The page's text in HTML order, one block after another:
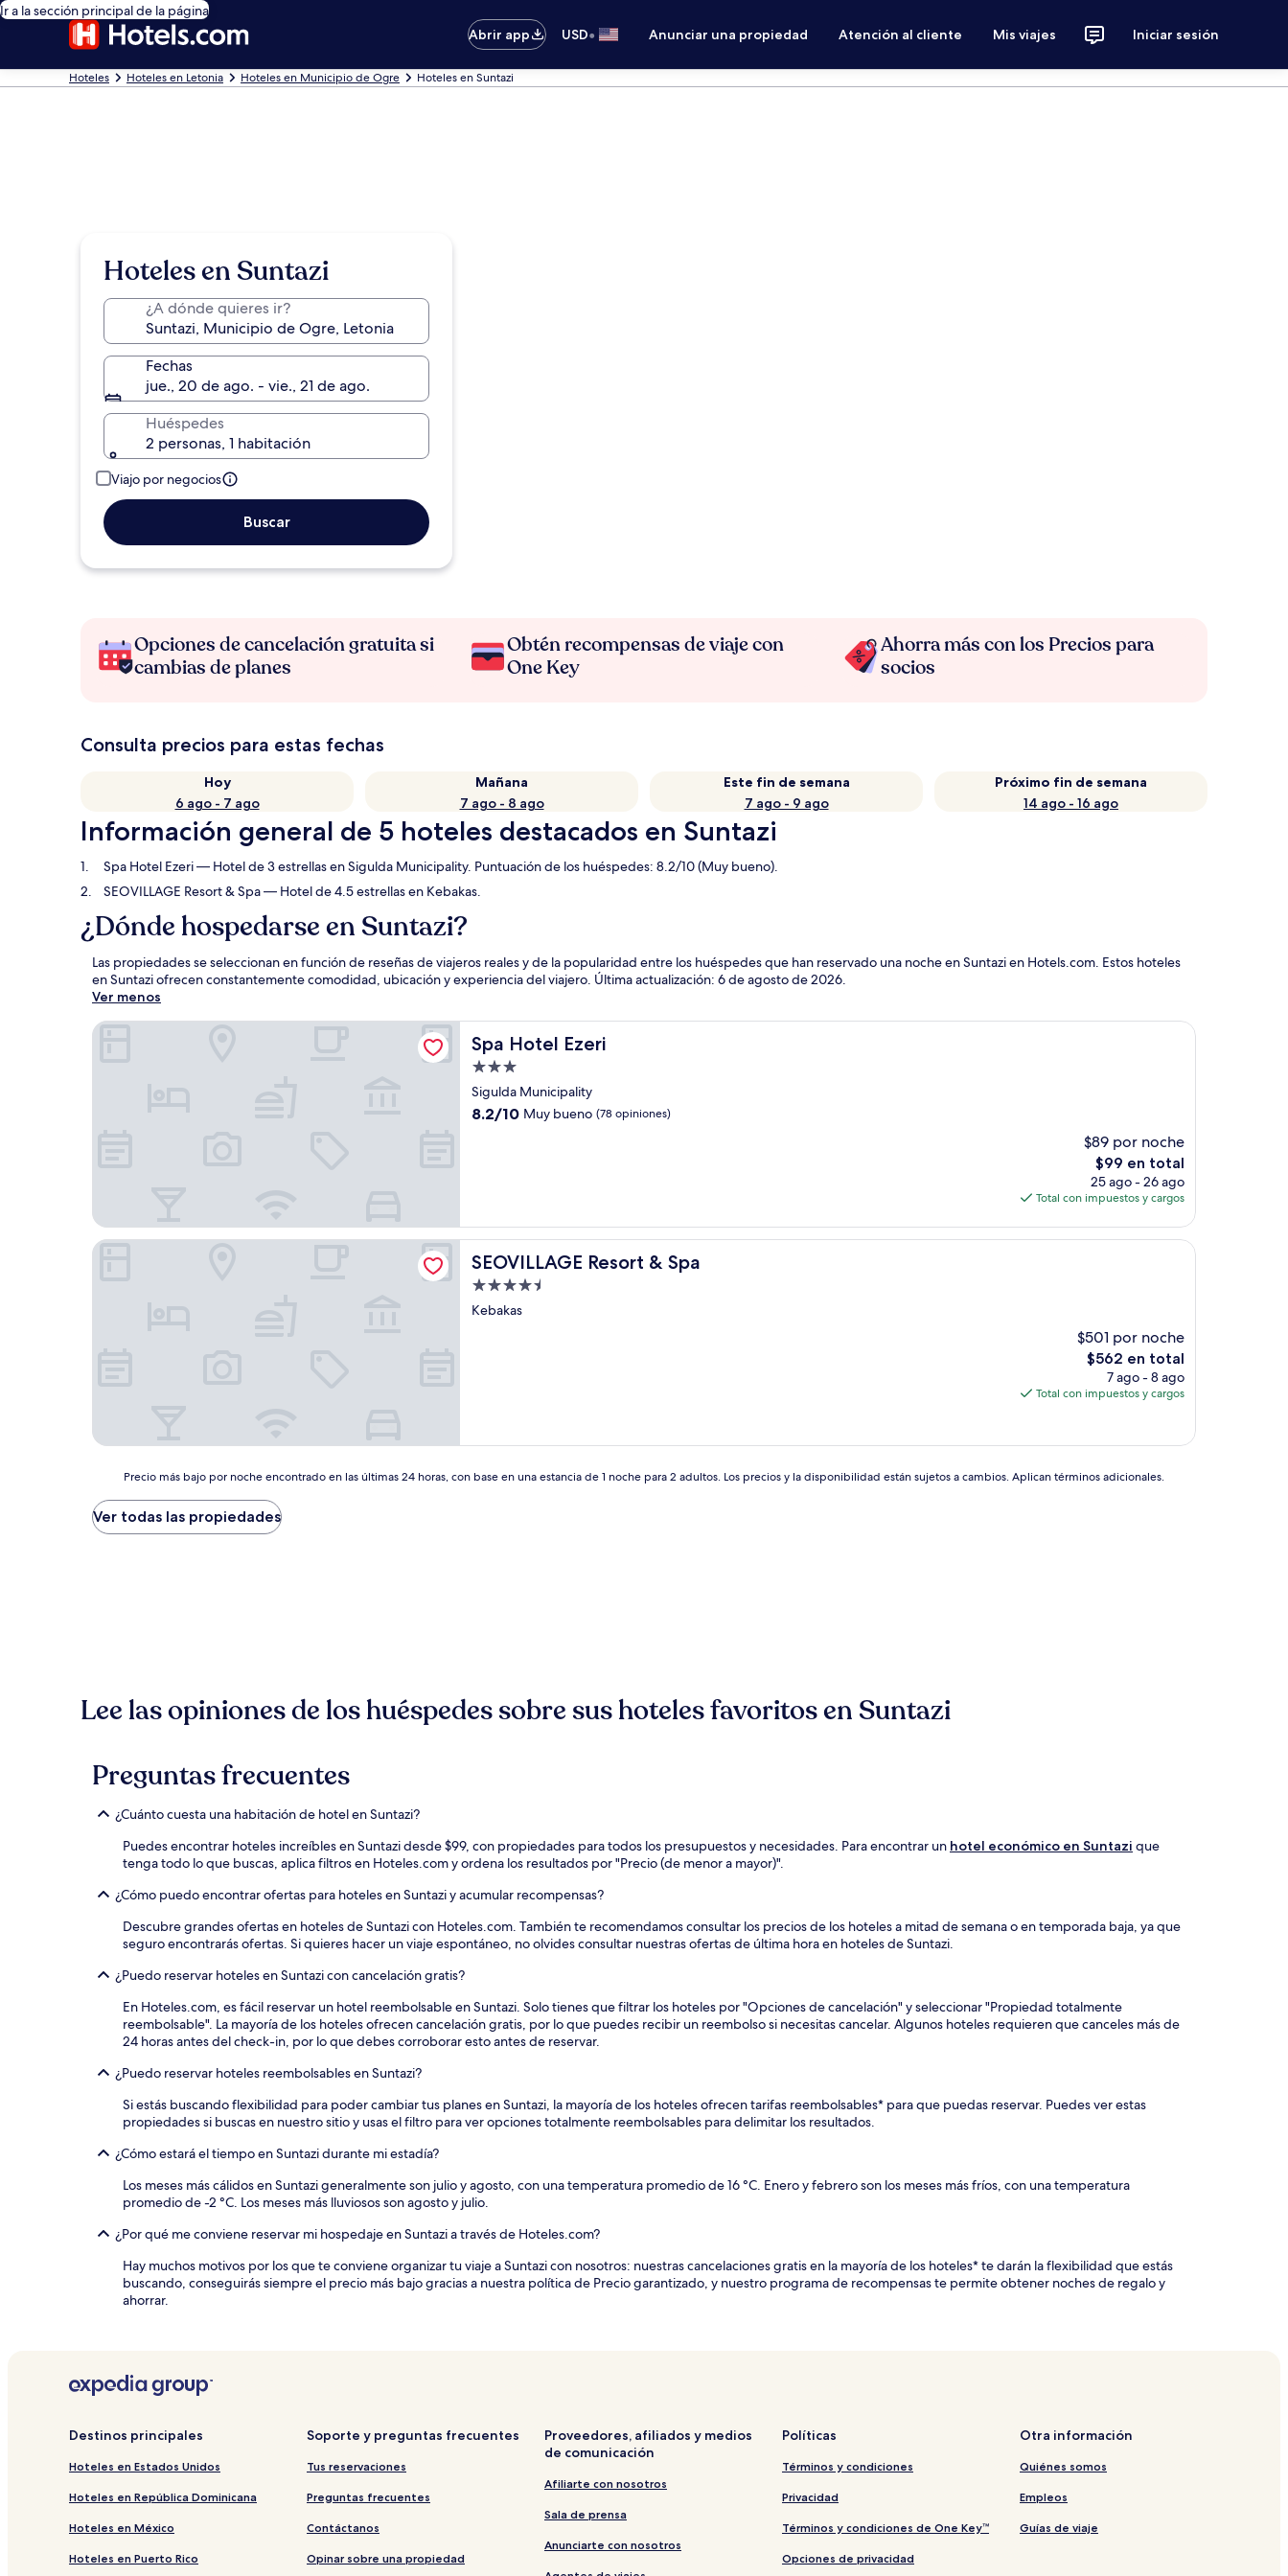
Ir a la sección principal de la página
Abrir app
USD• Anunciar una propiedad Atención al cliente Mis viajes Iniciar sesión
Hoteles Hoteles en Letonia Hoteles en Municipio de Ogre Hoteles en Suntazi
Hoteles en Suntazi
¿A dónde quieres ir?
Fechas
jue., 20 de ago. - vie., 21 de ago.
Huéspedes
2 personas, 1 habitación
Viajo por negocios
Buscar
Opciones de cancelación gratuita si
cambias de planes
Obtén recompensas de viaje con
One Key
Ahorra más con los Precios para
socios
Consulta precios para estas fechas
Hoy
6 ago - 7 ago
Mañana
7 ago - 8 ago
Este fin de semana
7 ago - 9 ago
Próximo fin de semana
14 ago - 16 ago
Información general de 5 hoteles destacados en Suntazi
Spa Hotel Ezeri— Hotel de 3 estrellas en Sigulda Municipality. Puntuación de los huéspedes: 8.2/10 (Muy bueno).
SEOVILLAGE Resort & Spa— Hotel de 4.5 estrellas en Kebakas.
¿Dónde hospedarse en Suntazi?
Las propiedades se seleccionan en función de reseñas de viajeros reales y de la popularidad entre los huéspedes que han reservado una noche en Suntazi en Hotels.com. Estos hoteles
en Suntazi ofrecen constantemente comodidad, ubicación y experiencia del viajero. Última actualización: 6 de agosto de 2026.
Ver menos
Spa Hotel Ezeri
Spa Hotel Ezeri
Propiedad
de
3.0
Sigulda Municipality
8.2
8.2/10 Muy bueno (78 opiniones)
$89 por noche
El
precio
actual
de
$99 en total
25 ago - 26 ago
Total con impuestos y cargos
Spa Hotel Ezeri
SEOVILLAGE Resort & Spa
SEOVILLAGE Resort & Spa
Propiedad
de
Kebakas
$501 por noche
El
precio
actual
$562
$562 en total
7 ago - 8 ago
Total con impuestos y cargos
SEOVILLAGE Resort & Spa
Precio
bajo
por
una
1
noche
2
adultos.
precios
disponibilidad
están
Aplican
términos
adicionales.
Precio más bajo por noche encontrado en las últimas 24 horas, con base en una estancia de 1 noche para 2 adultos. Los precios y la disponibilidad están sujetos a cambios. Aplican términos adicionales.
Ver todas las propiedades
Lee las opiniones de los huéspedes sobre sus hoteles favoritos en Suntazi
Preguntas frecuentes
¿Cuánto cuesta una habitación de hotel en Suntazi?
Puedes encontrar hoteles increíbles en Suntazi desde $99, con propiedades para todos los presupuestos y necesidades. Para encontrar un hotel económico en Suntazi que
tenga todo lo que buscas, aplica filtros en Hoteles.com y ordena los resultados por "Precio (de menor a mayor)".
¿Cómo puedo encontrar ofertas para hoteles en Suntazi y acumular recompensas?
Descubre grandes ofertas en hoteles de Suntazi con Hoteles.com. También te recomendamos consultar los precios de los hoteles a mitad de semana o en temporada baja, ya que
seguro encontrarás ofertas. Si quieres hacer un viaje espontáneo, no olvides consultar nuestras ofertas de última hora en hoteles de Suntazi.
¿Puedo reservar hoteles en Suntazi con cancelación gratis?
En Hoteles.com, es fácil reservar un hotel reembolsable en Suntazi. Solo tienes que filtrar los hoteles por "Opciones de cancelación" y seleccionar "Propiedad totalmente
reembolsable". La mayoría de los hoteles ofrecen cancelación gratis, por lo que puedes recibir un reembolso si necesitas cancelar. Algunos hoteles requieren que canceles más de
24 horas antes del check-in, por lo que debes corroborar esto antes de reservar.
¿Puedo reservar hoteles reembolsables en Suntazi?
Si estás buscando flexibilidad para poder cambiar tus planes en Suntazi, la mayoría de los hoteles ofrecen tarifas reembolsables* para que puedas reservar. Puedes ver estas
propiedades si buscas en nuestro sitio y usas el filtro para ver opciones totalmente reembolsables para delimitar los resultados.
¿Cómo estará el tiempo en Suntazi durante mi estadía?
Los meses más cálidos en Suntazi generalmente son julio y agosto, con una temperatura promedio de 16 °C. Enero y febrero son los meses más fríos, con una temperatura
promedio de -2 °C. Los meses más lluviosos son agosto y julio.
¿Por qué me conviene reservar mi hospedaje en Suntazi a través de Hoteles.com?
Hay muchos motivos por los que te conviene organizar tu viaje a Suntazi con nosotros: nuestras cancelaciones gratis en la mayoría de los hoteles* te darán la flexibilidad que estás
buscando, conseguirás siempre el precio más bajo gracias a nuestra política de Precio garantizado, y nuestro programa de recompensas te permite obtener noches de regalo y
ahorrar.
Destinos principales
Hoteles en Estados Unidos
Hoteles en República Dominicana
Hoteles en México
Hoteles en Puerto Rico
Soporte y preguntas frecuentes
Tus reservaciones
Preguntas frecuentes
Contáctanos
Opinar sobre una propiedad
Proveedores, afiliados y medios
de comunicación
Afiliarte con nosotros
Sala de prensa
Anunciarte con nosotros
Políticas
Términos y condiciones
Privacidad
Términos y condiciones de One Key™
Opciones de privacidad
Otra información
Quiénes somos
Empleos
Guías de viaje